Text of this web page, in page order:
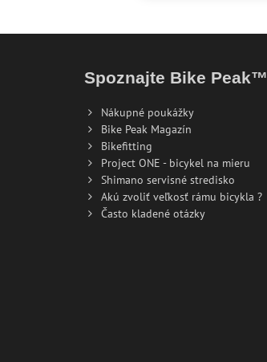
Spoznajte Bike Peak™
Nákupné poukážky
Bike Peak Magazín
Bikefitting
Project ONE - bicykel na mieru
Shimano servisné stredisko
Akú zvoliť veľkosť rámu bicykla ?
Často kladené otázky